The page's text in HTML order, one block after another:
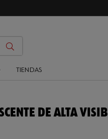
TIENDAS
DE ALTA